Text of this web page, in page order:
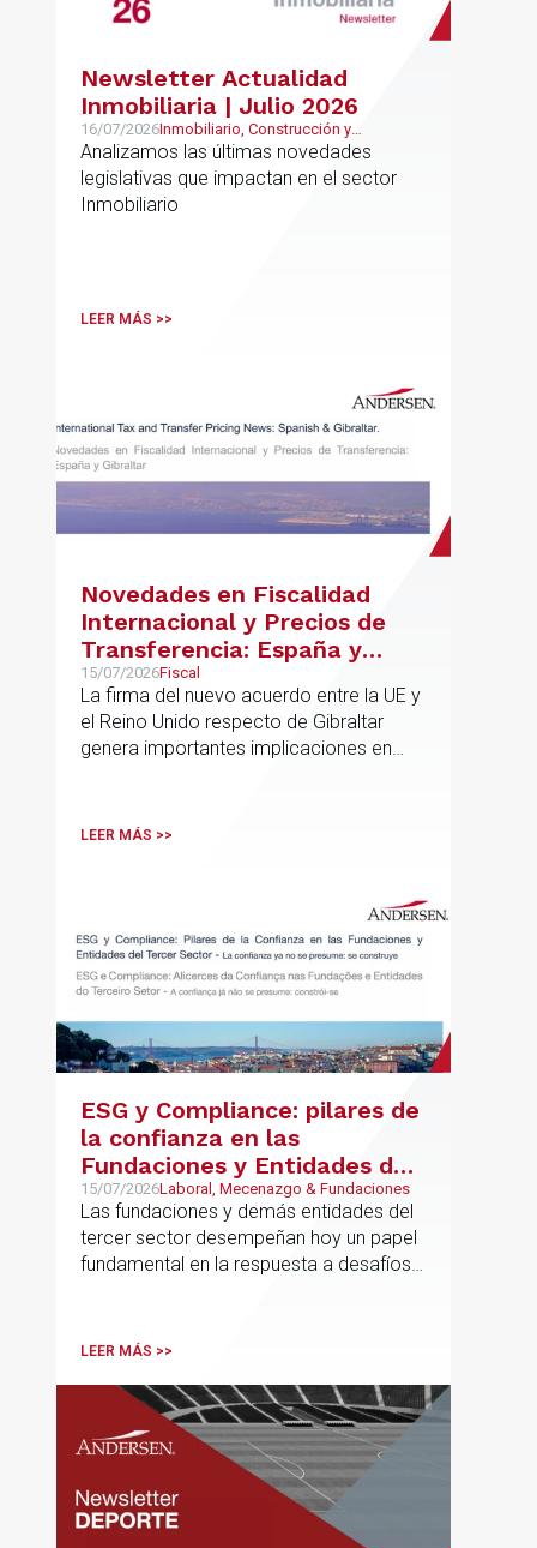
Newsletter Actualidad
Inmobiliaria | Julio 2026
16/07/2026Inmobiliario, Construcción y
Urbanismo
Analizamos las últimas novedades
legislativas que impactan en el sector
Inmobiliario
LEER MÁS >>
Novedades en Fiscalidad
Internacional y Precios de
Transferencia: España y
Gibraltar
15/07/2026Fiscal
La firma del nuevo acuerdo entre la UE y
el Reino Unido respecto de Gibraltar
genera importantes implicaciones en
LEER MÁS >>
ESG y Compliance: pilares de
la confianza en las
Fundaciones y Entidades del
Tercer Sector – La confianza
ya no se presume, se
construye
15/07/2026Laboral, Mecenazgo & Fundaciones
Las fundaciones y demás entidades del
tercer sector desempeñan hoy un papel
fundamental en la respuesta a desafíos
LEER MÁS >>